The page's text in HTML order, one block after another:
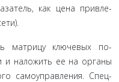
как цена привле­
матрицу ключевых по­
и наложить ее на органы
самоуправления. Спец­